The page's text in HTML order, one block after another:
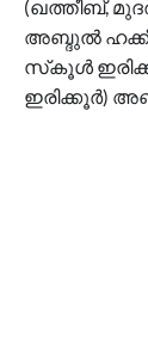
(ഖത്തീബ്,
അബ്ദുല്‍
സ്‌കൂള്‍
ഇരിക്കൂര്‍)